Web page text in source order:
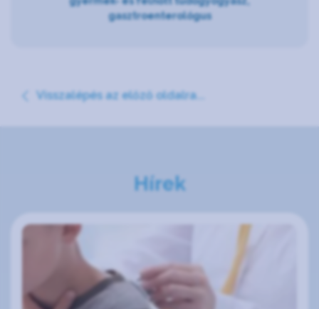
gasztroenterológus
Visszalépés az előző oldalra...
Hírek